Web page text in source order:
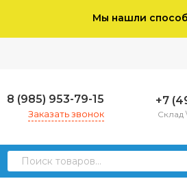
Мы нашли
8 (985) 953-79-15
Заказать звонок
+7